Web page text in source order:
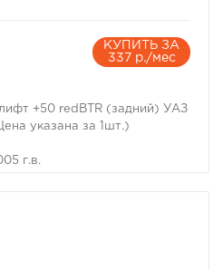
КУПИТЬ ЗА
337 р./мес
+50 redBTR (задний) УАЗ
указана за 1шт.)
г.в.